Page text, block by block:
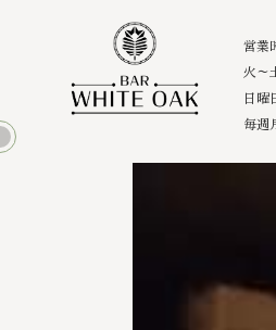
営業
火～
日曜
毎週